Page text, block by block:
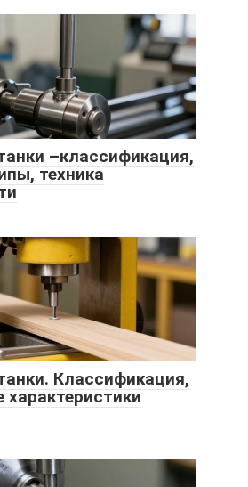
–классификация,
техника
Классификация,
характеристики